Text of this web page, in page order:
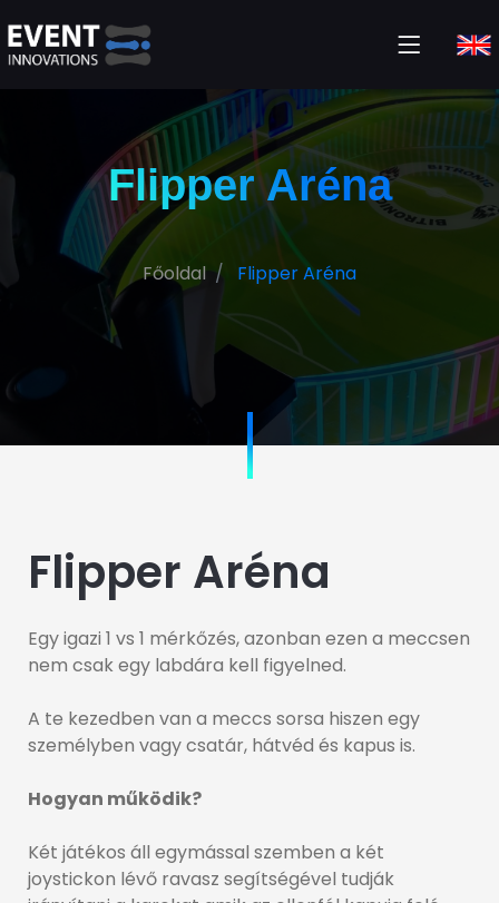
Flipper Aréna
Főoldal Flipper Aréna
Flipper Aréna
Egy igazi 1 vs 1 mérkőzés, azonban ezen a meccsen
nem csak egy labdára kell figyelned.
A te kezedben van a meccs sorsa hiszen egy
személyben vagy csatár, hátvéd és kapus is.
Hogyan működik?
Két játékos áll egymással szemben a két
joystickon lévő ravasz segítségével tudják